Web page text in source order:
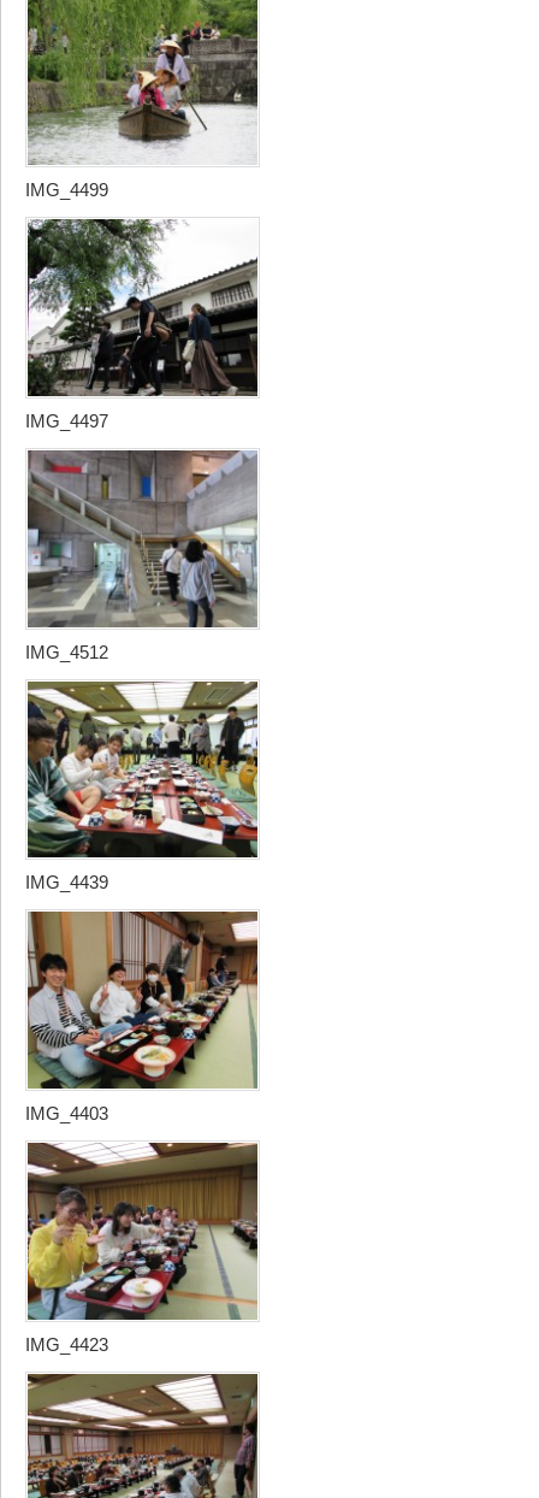
IMG_4499
IMG_4497
IMG_4512
IMG_4439
IMG_4403
IMG_4423